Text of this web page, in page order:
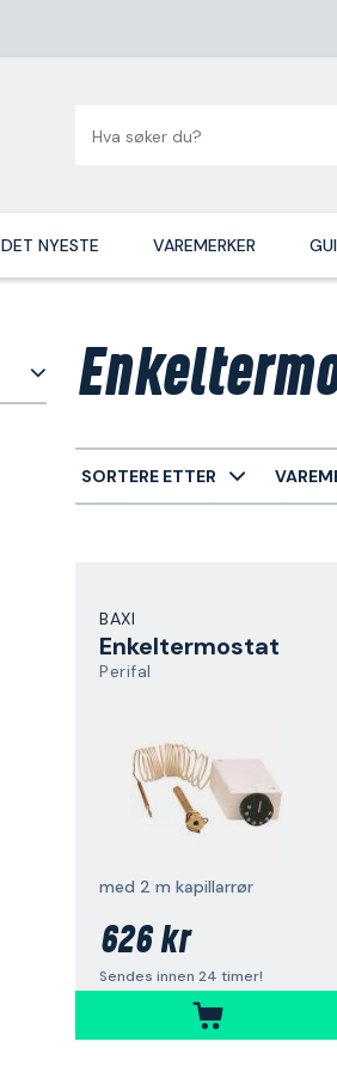
DET NYESTE VAREMERKER
SORTERE ETTER
BAXI
Enkeltermostat
Perifal
med 2 m kapillarrør
626 kr
Sendes innen 24 timer!